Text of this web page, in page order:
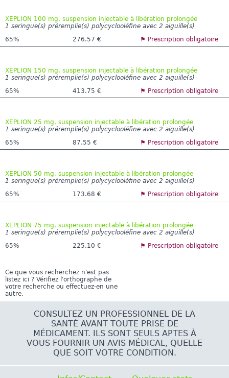
XEPLION 100 mg, suspension injectable à libération prolongée
1 seringue(s) préremplie(s) polycyclooléfine avec 2 aiguille(s)
65%
276.57 € ⚑ Prescription obligatoire
XEPLION 150 mg, suspension injectable à libération prolongée
1 seringue(s) préremplie(s) polycyclooléfine avec 2 aiguille(s)
65%
413.75 € ⚑ Prescription obligatoire
XEPLION 25 mg, suspension injectable à libération prolongée
1 seringue(s) préremplie(s) polycyclooléfine avec 2 aiguille(s)
65%
87.55 € ⚑ Prescription obligatoire
XEPLION 50 mg, suspension injectable à libération prolongée
1 seringue(s) préremplie(s) polycyclooléfine avec 2 aiguille(s)
65%
173.68 € ⚑ Prescription obligatoire
XEPLION 75 mg, suspension injectable à libération prolongée
1 seringue(s) préremplie(s) polycyclooléfine avec 2 aiguille(s)
65%
225.10 € ⚑ Prescription obligatoire
Ce que vous recherchez n'est pas
listez ici ? Vérifiez l'orthographe de
votre recherche ou effectuez-en une
autre.
CONSULTEZ UN PROFESSIONNEL DE LA
SANTÉ AVANT TOUTE PRISE DE
MÉDICAMENT. ILS SONT SEULS APTES À
VOUS FOURNIR UN AVIS MÉDICAL, QUELLE
QUE SOIT VOTRE CONDITION.